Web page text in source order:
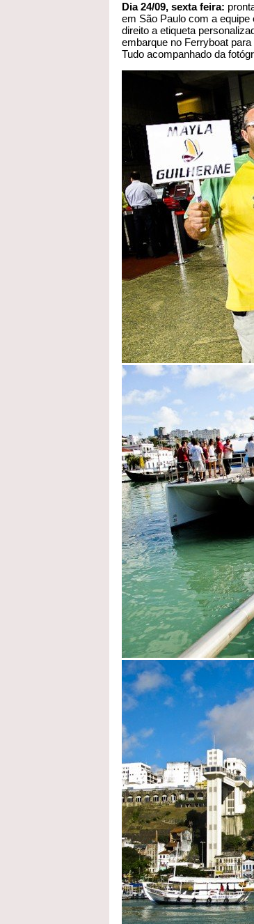
Dia 24/09, sexta feira:
em São Paulo com a
direito a etiqueta
embarque no Ferryboat
Tudo acompanhado da